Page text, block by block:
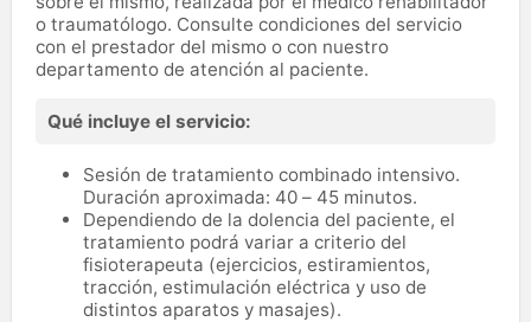
o traumatólogo. Consulte condiciones del servicio
con el prestador del mismo o con nuestro
departamento de atención al paciente.
Qué incluye el servicio:
Sesión de tratamiento combinado intensivo.
Duración aproximada: 40 – 45 minutos.
Dependiendo de la dolencia del paciente, el
tratamiento podrá variar a criterio del
fisioterapeuta (ejercicios, estiramientos,
tracción, estimulación eléctrica y uso de
distintos aparatos y masajes).